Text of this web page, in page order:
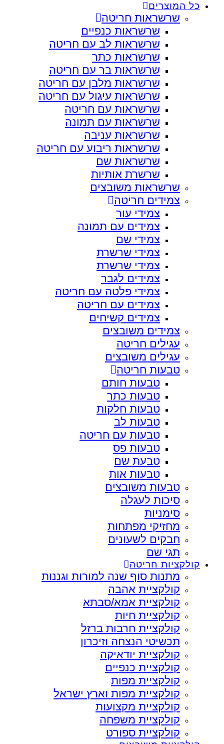
כל המוצרים
שרשראות חריטה
שרשראות כנפיים
שרשראות לב עם חריטה
שרשראות כתר
שרשראות בר עם חריטה
שרשראות מלבן עם חריטה
שרשראות עיגול עם חריטה
שרשראות עם חריטה
שרשראות עם תמונה
שרשראות עניבה
שרשראות ריבוע עם חריטה
שרשראות שם
שרשרת אותיות
שרשראות משובצים
צמידים חריטה
צמידי עור
צמידים עם תמונה
צמידי שם
צמידי שרשרת
צמידי שרשרת
צמידים לגבר
צמידי פלטה עם חריטה
צמידים עם חריטה
צמידים קשיחים
צמידים משובצים
עגילים חריטה
עגילים משובצים
טבעות חריטה
טבעות חותם
טבעות כתר
טבעות חלקות
טבעות לב
טבעות עם חריטה
טבעות פס
טבעת שם
טבעות אות
טבעות משובצים
סיכות לעגלה
סימניות
מחזיקי מפתחות
חבקים לשעונים
תגי שם
קולקציות חריטה
מתנות סוף שנה למורות וגננות
קולקציית אהבה
קולקציית אמא/סבתא
קולקציית חיות
קולקציית חרבות ברזל
תכשיטי הנצחה וזיכרון
קולקציית יודאיקה
קולקציית כנפיים
קולקציית מפות
קולקציית מפות וארץ ישראל
קולקציית מקצועות
קולקציית משפחה
קולקציית ספורט